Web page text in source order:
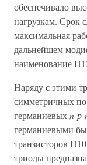
обеспечивало
нагрузкам. Срок
максимальная
дальнейшем
наименование
Наряду с этими
симметричных
германиевыхn-р-
германиевыми
транзисторов
триоды